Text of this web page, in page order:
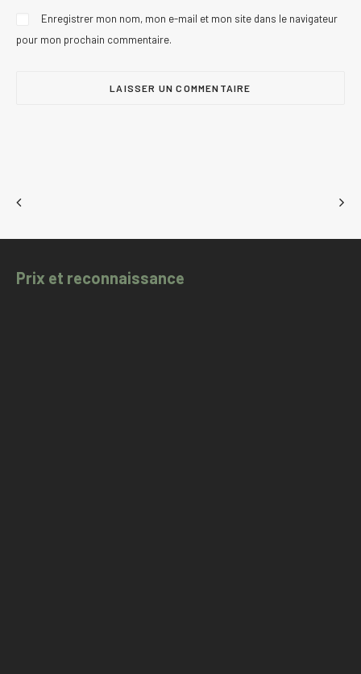
Enregistrer mon nom, mon e-mail et mon site dans le navigateur
pour mon prochain commentaire.
Prix et reconnaissance